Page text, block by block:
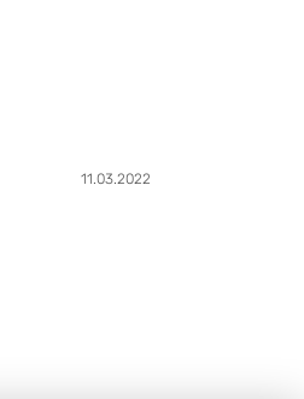
11.03.2022